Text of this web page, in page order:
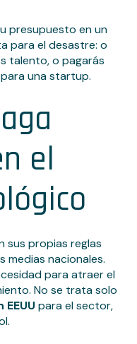
presupuesto en un
para el desastre: o
talento, o pagarás
una startup.
el
sus propias reglas
medias nacionales.
para atraer el
No se trata solo
para el sector,